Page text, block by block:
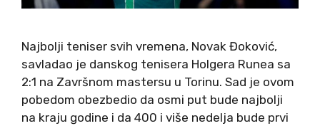
Najbolji teniser svih vremena, Novak Đoković,
savladao je danskog tenisera Holgera Runea sa
2:1 na Završnom mastersu u Torinu. Sad je ovom
pobedom obezbedio da osmi put bude najbolji
na kraju godine i da 400 i više nedelja bude prvi